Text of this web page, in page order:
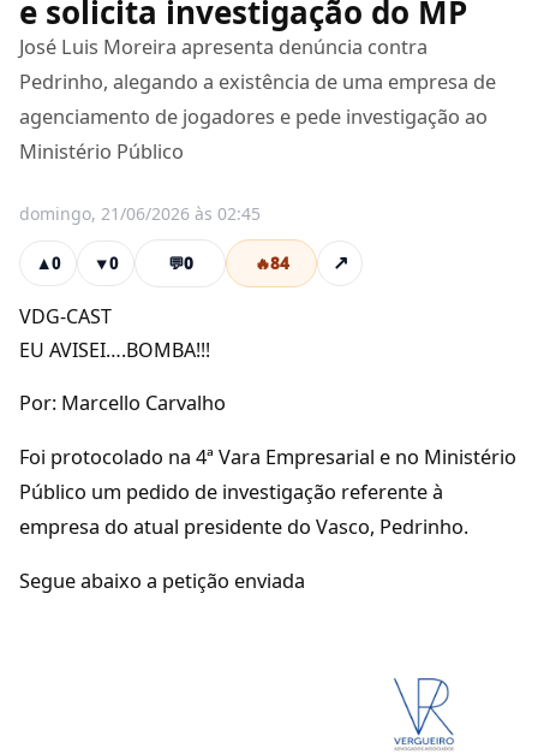
e solicita investigação do MP
José Luis Moreira apresenta denúncia contra
Pedrinho, alegando a existência de uma empresa de
agenciamento de jogadores e pede investigação ao
Ministério Público
domingo, 21/06/2026 às 02:45
▲0 ▼0 💬0 🔥84 ↗
VDG-CAST
EU AVISEI….BOMBA!!!
Por: Marcello Carvalho
Foi protocolado na 4ª Vara Empresarial e no Ministério
Público um pedido de investigação referente à
empresa do atual presidente do Vasco, Pedrinho.
Segue abaixo a petição enviada